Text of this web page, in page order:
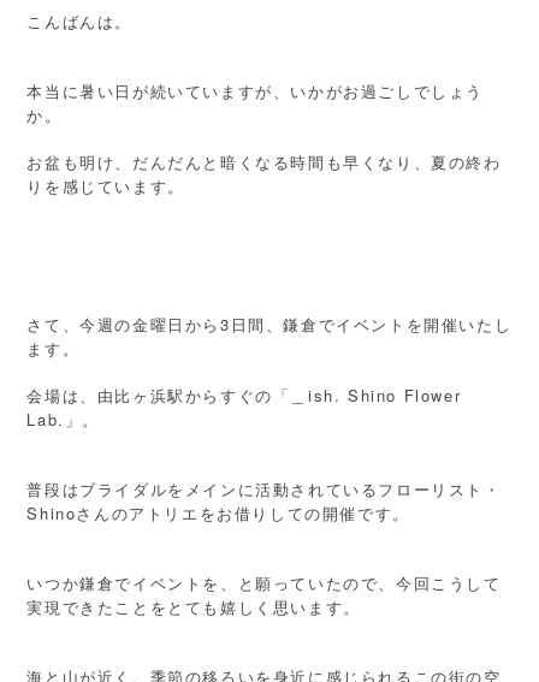
こんばんは。
本当に暑い日が続いていますが、いかがお過ごしでしょう
か。
お盆も明け、だんだんと暗くなる時間も早くなり、夏の終わ
りを感じています。
さて、今週の金曜日から3日間、鎌倉でイベントを開催いたし
ます。
会場は、由比ヶ浜駅からすぐの「＿ish. Shino Flower
Lab.」。
普段はブライダルをメインに活動されているフローリスト・
Shinoさんのアトリエをお借りしての開催です。
いつか鎌倉でイベントを、と願っていたので、今回こうして
実現できたことをとても嬉しく思います。
海と山が近く、季節の移ろいを身近に感じられるこの街の空